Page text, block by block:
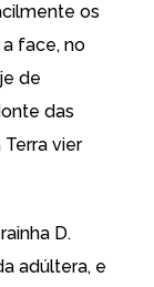
os
face, no
de
das
vier
D.
adúltera, e